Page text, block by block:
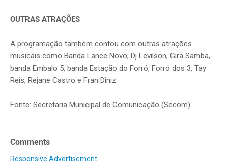
OUTRAS ATRAÇÕES
A programação também contou com outras atrações
musicais como Banda Lance Novo, Dj Levilson, Gira Samba,
banda Embalo 5, banda Estação do Forró, Forró dos 3, Tay
Reis, Rejane Castro e Fran Diniz.
Fonte: Secretaria Municipal de Comunicação (Secom)
Comments
Responsive Advertisement